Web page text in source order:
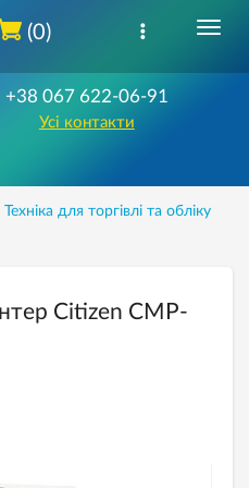
+38 067 622-06-91
Усі контакти
(0)
Техніка для торгівлі та обліку
Citizen CMP-